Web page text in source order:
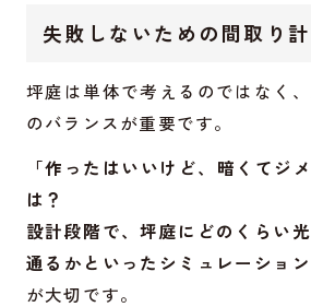
失敗しないための間取り
坪庭は単体で考えるのではなく
のバランスが重要です。
「作ったはいいけど、暗くてジ
は？
設計段階で、坪庭にどのくらい
通るかといったシミュレーショ
が大切です。